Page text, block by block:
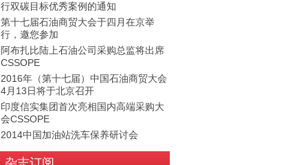
行双碳目标优秀案例的通知
第十七届石油商贸大会于四月在京举
行，邀您参加
阿布扎比陆上石油公司采购总监将出席
CSSOPE
2016年（第十七届）中国石油商贸大会
4月13日将于北京召开
印度信实集团首次亮相国内高端采购大
会CSSOPE
2014中国加油站洗车保养研讨会
2015年（第十二届）中国国际油品行业